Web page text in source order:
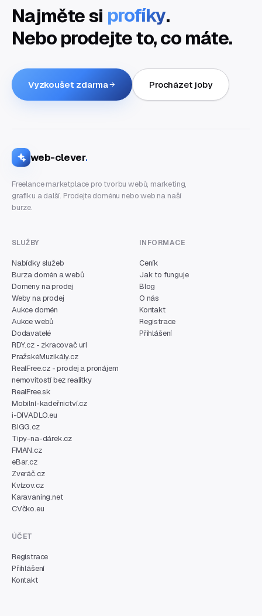
Najměte si profíky.
Nebo prodejte to, co máte.
Vyzkoušet zdarma Procházet joby
web-clever.
Freelance marketplace pro tvorbu webů, marketing,
grafiku a další. Prodejte doménu nebo web na naší
burze.
SLUŽBY
Nabídky služeb
Burza domén a webů
Domény na prodej
Weby na prodej
Aukce domén
Aukce webů
Dodavatelé
RDY.cz - zkracovač url
PražskéMuzikály.cz
RealFree.cz - prodej a pronájem
nemovitostí bez realitky
RealFree.sk
Mobilní-kadeřnictví.cz
i-DIVADLO.eu
BIGG.cz
Tipy-na-dárek.cz
FMAN.cz
eBar.cz
Zveráč.cz
Kvízov.cz
Karavaning.net
CVčko.eu
INFORMACE
Ceník
Jak to funguje
Blog
O nás
Kontakt
Registrace
Přihlášení
ÚČET
Registrace
Přihlášení
Kontakt